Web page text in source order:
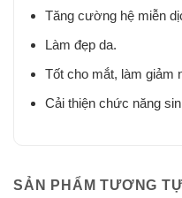
Tăng cường hệ miễn
Làm đẹp da.
Tốt cho mắt, làm giảm
Cải thiện chức năng
SẢN PHẨM TƯƠNG